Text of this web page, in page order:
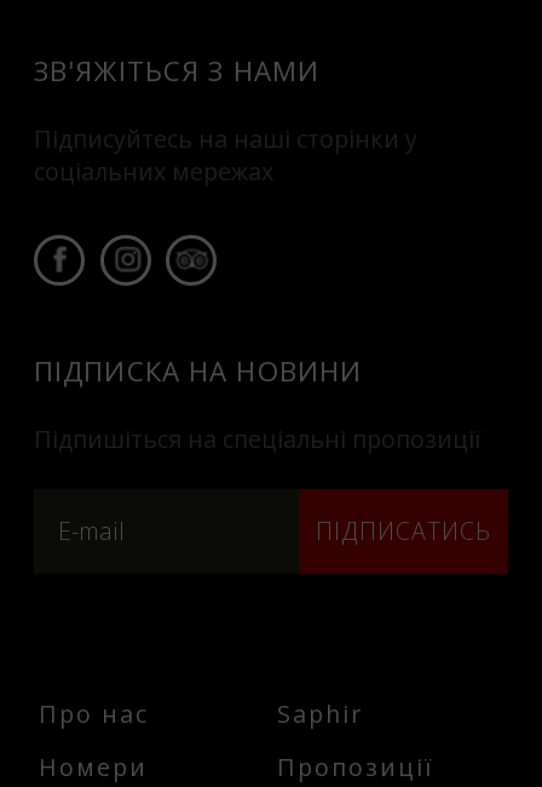
ЗВ'ЯЖІТЬСЯ З НАМИ
Підписуйтесь на наші сторінки у
соціальних мережах
ПІДПИСКА НА НОВИНИ
Підпишіться на спеціальні пропозиції
ПІДПИСАТИСЬ
Про нас
Номери
Saphir
Пропозиції